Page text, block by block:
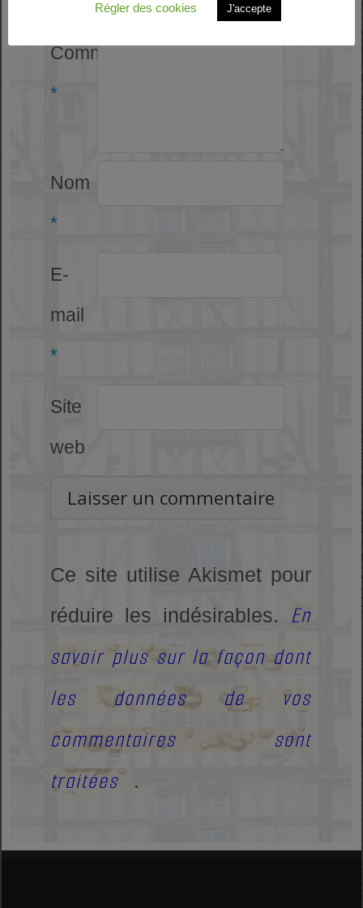
Commentaire
*
Nom
*
E-
mail
*
Site
web
Ce site utilise Akismet pour
réduire les indésirables. En
savoir plus sur la façon dont
les données de vos
commentaires sont
traitées
.
Régler des cookies
J'accepte